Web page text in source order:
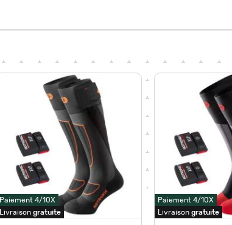
Paiement 4/10X
Livraison gratuite
Paiement 4/10X
Livraison gratuite